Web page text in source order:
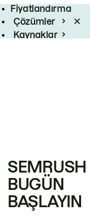
Fiyatlandırma
Çözümler
Kaynaklar
SEMRUSH
BUGÜN
BAŞLAYIN